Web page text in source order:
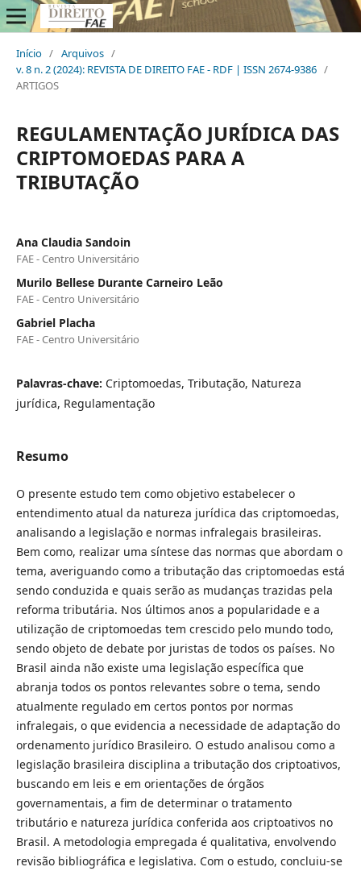
Início / Arquivos /
v. 8 n. 2 (2024): REVISTA DE DIREITO FAE - RDF | ISSN 2674-9386 /
ARTIGOS
REGULAMENTAÇÃO JURÍDICA DAS
CRIPTOMOEDAS PARA A
TRIBUTAÇÃO
Ana Claudia Sandoin
FAE - Centro Universitário
Murilo Bellese Durante Carneiro Leão
FAE - Centro Universitário
Gabriel Placha
FAE - Centro Universitário
Palavras-chave: Criptomoedas, Tributação, Natureza
jurídica, Regulamentação
Resumo
O presente estudo tem como objetivo estabelecer o
entendimento atual da natureza jurídica das criptomoedas,
analisando a legislação e normas infralegais brasileiras.
Bem como, realizar uma síntese das normas que abordam o
tema, averiguando como a tributação das criptomoedas está
sendo conduzida e quais serão as mudanças trazidas pela
reforma tributária. Nos últimos anos a popularidade e a
utilização de criptomoedas tem crescido pelo mundo todo,
sendo objeto de debate por juristas de todos os países. No
Brasil ainda não existe uma legislação específica que
abranja todos os pontos relevantes sobre o tema, sendo
atualmente regulado em certos pontos por normas
infralegais, o que evidencia a necessidade de adaptação do
ordenamento jurídico Brasileiro. O estudo analisou como a
legislação brasileira disciplina a tributação dos criptoativos,
buscando em leis e em orientações de órgãos
governamentais, a fim de determinar o tratamento
tributário e natureza jurídica conferida aos criptoativos no
Brasil. A metodologia empregada é qualitativa, envolvendo
revisão bibliográfica e legislativa. Com o estudo, concluiu-se